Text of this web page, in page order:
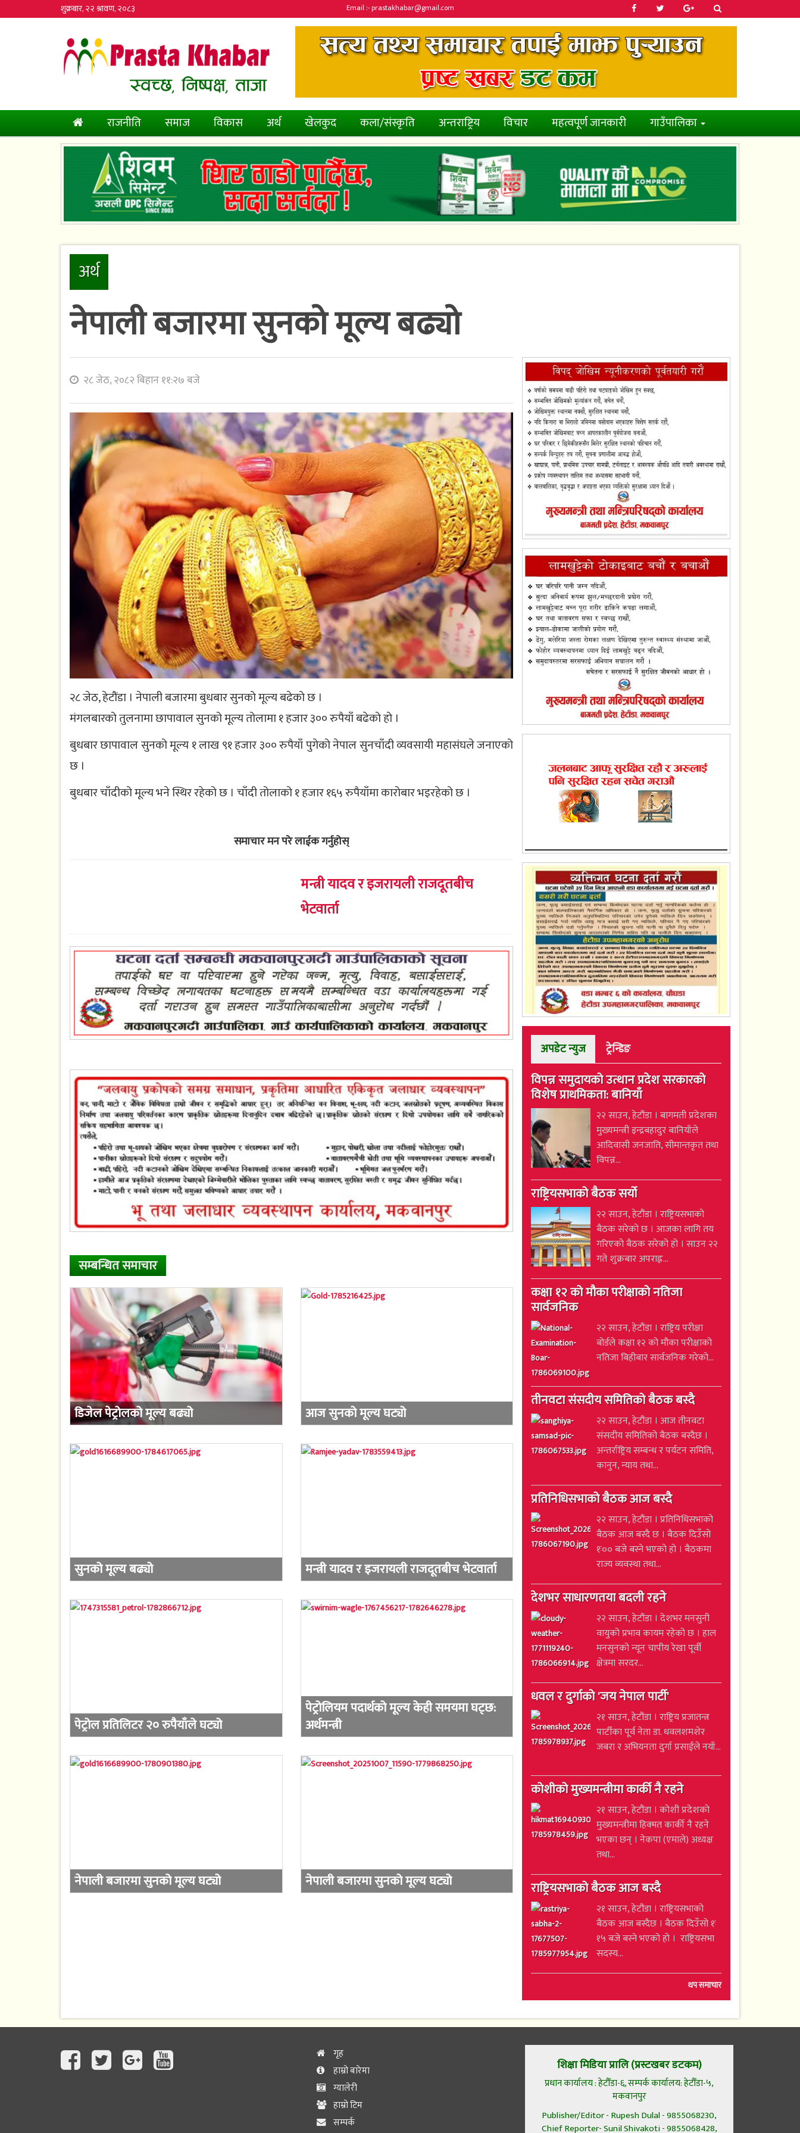
शुक्रबार, २२ श्रावण, २०८३ Email :- prastakhabar@gmail.com
(current)
राजनीति समाज विकास अर्थ खेलकुद कला/संस्कृति अन्तराष्ट्रिय विचार महत्वपूर्ण जानकारी गाउँपालिका
अर्थ
नेपाली बजारमा सुनको मूल्य बढ्यो
२८ जेठ, २०८२ बिहान ११:२७ बजे
२८ जेठ, हेटौंडा । नेपाली बजारमा बुधबार सुनको मूल्य बढेको छ ।
मंगलबारको तुलनामा छापावाल सुनको मूल्य तोलामा १ हजार ३०० रुपैयाँ बढेको हो ।
बुधबार छापावाल सुनको मूल्य १ लाख ९१ हजार ३०० रुपैयाँ पुगेको नेपाल सुनचाँदी व्यवसायी महासंघले जनाएको
छ ।
बुधबार चाँदीको मूल्य भने स्थिर रहेको छ । चाँदी तोलाको १ हजार १६५ रुपैयाँमा कारोबार भइरहेको छ ।
समाचार मन परे लाईक गर्नुहोस्
मन्त्री यादव र इजरायली राजदूतबीच
भेटवार्ता
सम्बन्धित समाचार
डिजेल पेट्रोलको मूल्य बढ्यो आज सुनको मूल्य घट्यो
सुनको मूल्य बढ्यो मन्त्री यादव र इजरायली राजदूतबीच भेटवार्ता
पेट्रोल प्रतिलिटर २० रुपैयाँले घट्यो
पेट्रोलियम पदार्थको मूल्य केही समयमा घट्छ:
अर्थमन्त्री
नेपाली बजारमा सुनको मूल्य घट्यो नेपाली बजारमा सुनको मूल्य घट्यो
अपडेट न्युज ट्रेन्डिङ
विपन्न समुदायको उत्थान प्रदेश सरकारको
विशेष प्राथमिकता: बानियाँ
२२ साउन, हेटौंडा । बागमती प्रदेशका
मुख्यमन्त्री इन्द्रबहादुर बानियाँले
आदिवासी जनजाति, सीमान्तकृत तथा
विपन्न...
राष्ट्रियसभाको बैठक सर्यो
२२ साउन, हेटौंडा । राष्ट्रियसभाको
बैठक सरेको छ । आजका लागि तय
गरिएको बैठक सरेको हो । साउन २२
गते शुक्रबार अपराह्न...
कक्षा १२ को मौका परीक्षाको नतिजा
सार्वजनिक
२२ साउन, हेटौंडा । राष्ट्रिय परीक्षा
बोर्डले कक्षा १२ को मौका परीक्षाको
नतिजा बिहीबार सार्वजनिक गरेको...
तीनवटा संसदीय समितिको बैठक बस्दै
२२ साउन, हेटौंडा । आज तीनवटा
संसदीय समितिको बैठक बस्दैछ ।
अन्तर्राष्ट्रिय सम्बन्ध र पर्यटन समिति,
कानुन, न्याय तथा...
प्रतिनिधिसभाको बैठक आज बस्दै
२२ साउन, हेटौंडा । प्रतिनिधिसभाको
बैठक आज बस्दै छ । बैठक दिउँसो
१ः०० बजे बस्ने भएको हो । बैठकमा
राज्य व्यवस्था तथा...
देशभर साधारणतया बदली रहने
२२ साउन, हेटौंडा । देशभर मनसुनी
वायुको प्रभाव कायम रहेको छ । हाल
मनसुनको न्यून चापीय रेखा पूर्वी
क्षेत्रमा सरदर...
धवल र दुर्गाको 'जय नेपाल पार्टी'
२१ साउन, हेटौंडा । राष्ट्रिय प्रजातन्त्र
पार्टीका पूर्व नेता डा. धवलशमशेर
जबरा र अभियनता दुर्गा प्रसाईंले नयाँ...
कोशीको मुख्यमन्त्रीमा कार्की नै रहने
२१ साउन, हेटौंडा । कोशी प्रदेशको
मुख्यमन्त्रीमा हिक्मत कार्की नै रहने
भएका छन् । नेकपा (एमाले) अध्यक्ष
तथा...
राष्ट्रियसभाको बैठक आज बस्दै
२१ साउन, हेटौंडा । राष्ट्रियसभाको
बैठक आज बस्दैछ । बैठक दिउँसो १ः
१५ बजे बस्ने भएको हो । राष्ट्रियसभा
सदस्य...
थप समाचार
गृह
हाम्रो बारेमा
ग्यालेरी
हाम्रो टिम
सम्पर्क
शिक्षा मिडिया प्रालि (प्रस्टखबर डटकम)
प्रधान कार्यालय : हेटौँडा-६, सम्पर्क कार्यालय: हेटौँडा-५,
मकवानपुर
Publisher/Editor - Rupesh Dulal - 9855068230,
Chief Reporter- Sunil Shivakoti - 9855068428,